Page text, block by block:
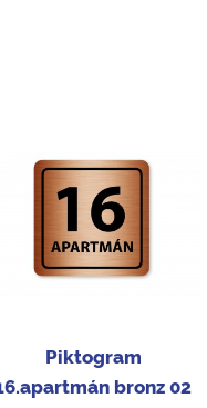
Piktogram
bronz 02